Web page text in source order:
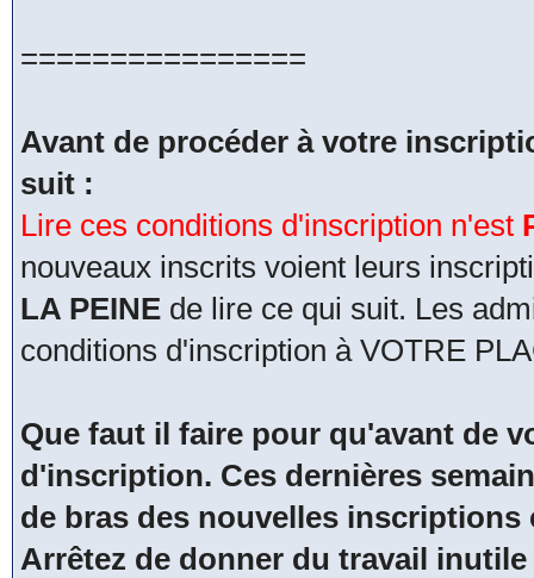
================
Avant de procéder à votre
suit :
Lire ces conditions d'inscription n'est
nouveaux inscrits voient leurs
LA PEINEde lire ce qui suit. Les
conditions d'inscription à VOTRE
Que faut il faire pour qu'avant de
d'inscription. Ces dernières
de bras des nouvelles inscriptions
Arrêtez de donner du travail